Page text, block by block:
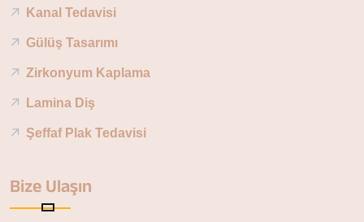
Kanal Tedavisi
Gülüş Tasarımı
Zirkonyum Kaplama
Lamina Diş
Şeffaf Plak Tedavisi
Bize Ulaşın